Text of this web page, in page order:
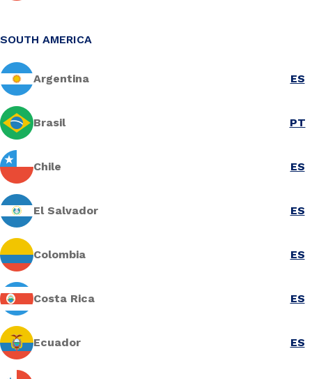
SOUTH AMERICA
Argentina ES
Brasil PT
Chile ES
El Salvador ES
Colombia ES
Costa Rica ES
Ecuador ES